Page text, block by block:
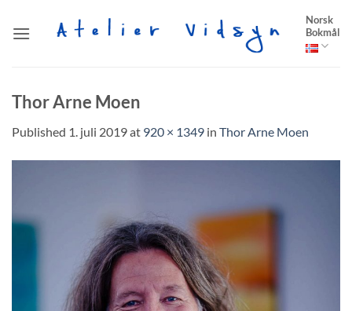
Norsk
Bokmål
Thor Arne Moen
Published 1. juli 2019at 920 × 1349 in Thor Arne Moen